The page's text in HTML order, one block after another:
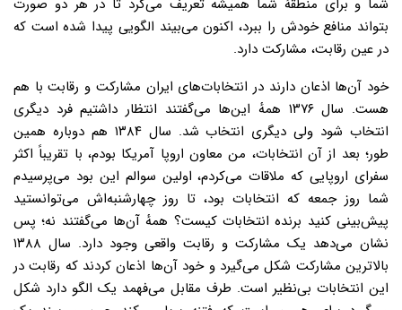
شما و برای منطقهٔ شما همیشه تعریف می‌کرد تا در هر دو صورت
بتواند منافع خودش را ببرد، اکنون می‌بیند الگویی پیدا شده است که
در عین رقابت، مشارکت دارد.
خود آن‌ها اذعان دارند در انتخابات‌های ایران مشارکت و رقابت با هم
هست. سال ۱۳۷۶ همهٔ این‌ها می‌گفتند انتظار داشتیم فرد دیگری
انتخاب شود ولی دیگری انتخاب شد. سال ۱۳۸۴ هم دوباره همین
طور؛ بعد از آن انتخابات، من معاون اروپا آمریکا بودم، با تقریباً اکثر
سفرای اروپایی که ملاقات می‌کردم، اولین سوالم این بود می‌پرسیدم
شما روز جمعه که انتخابات بود، تا روز چهارشنبه‌اش می‌توانستید
پیش‌بینی کنید برنده انتخابات کیست؟ همهٔ آن‌ها می‌گفتند نه؛ پس
نشان می‌دهد یک مشارکت و رقابت واقعی وجود دارد. سال ۱۳۸۸
بالاترین مشارکت شکل می‌گیرد و خود آن‌ها اذعان کردند که رقابت در
این انتخابات بی‌نظیر است. طرف مقابل می‌فهمد یک الگو دارد شکل